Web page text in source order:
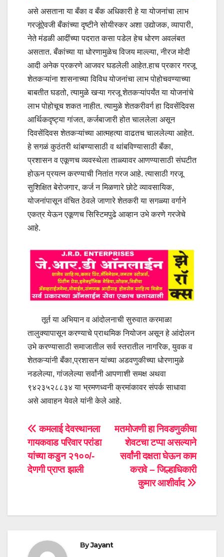
असे असताना या बँका व बँक अधिकारी हे या योजनांचा लाभ
गरजूंऐवजी बँकांच्या दृष्टीने सोयीस्कर अशा उद्योजक, व्यापारी,
नेते मंडळी आदींच्या पदरात कसा पडेल हेच धोरण अवलंबत
असतात. बँकांच्या या धोरणामुळेच विजय माल्ल्या, नीरज मोदी
आदी अनेक प्रकरणे आजवर घडलेली आहेत.हाच प्रकार गरजू
शेतकऱ्यांना शासनाच्या विविध योजनांचा लाभ पोहोचवण्याच्या
बाबतीत घडतो, त्यामुळे खऱ्या गरजू शेतकऱ्यांपर्यंत या योजनांचे
लाभ पोहोचूच शकत नाहीत. त्यामुळे शेतकरीवर्ग हा दिवसेंदिवस
आर्थिकदृष्ट्या गांजत, कर्जबाजारी होत चाललेला असून
दिवसेंदिवस शेतकऱ्यांच्या आत्महत्या वाढतच चाललेल्या आहेत.
हे सगळं कुठंतरी थांबण्यासाठी व थांबविण्यासाठी बँका,
प्रशासन व एकूणच व्यवस्थेला ताळ्यावर आणण्यासाठी संघटीत
होऊन प्रयत्न करण्याची नितांत गरज आहे. त्यासाठी गरजू
सुशिक्षित बेरोजगार, कर्ज न मिळणारे छोटे व्यावसायिक,
योजनांपासून वंचित ठेवले जाणारे शेतकरी या सगळ्या वर्गाने
एकत्र येऊन एकूणच सिस्टिमपुढे आव्हान उभे करणे गरजेचे
आहे.
तूर्त या अभियान व आंदोलनाची सुरुवात करमाळा
तालुक्यापासून करण्याचे प्राथमिक नियोजन असून हे आंदोलन
उभे करण्यासाठी समाजातील सर्व स्तरातील नागरिक, युवक व
शेतकऱ्यांनी बँका,प्रशासन यांच्या अडवणुकीच्या धोरणामुळे
नडलेल्या, गांजलेल्या सर्वांनी आपणाशी समक्ष अथवा
९४२३५२८८३४ या भ्रमणध्वनी क्रमांकावर संपर्क साधावा
असे आवाहन येवले यांनी केले आहे.
Post
navigation
मतमोजणी हा निवडणुकीचा
शेवटचा टप्पा असल्याने
सर्वांनी दक्षता घेऊन काम
करावे – जिल्हाधिकारी
कुमार आशीर्वाद
कमलाई देवस्थानला
गायकवाड परिवार परांडा
यांच्या कडुन २१००/-
देणगी प्राप्त झाली
ByJayant